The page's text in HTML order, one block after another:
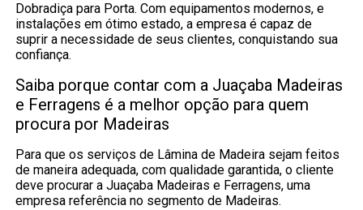
Dobradiça para Porta. Com equipamentos modernos, e
instalações em ótimo estado, a empresa é capaz de
suprir a necessidade de seus clientes, conquistando sua
confiança.
Saiba porque contar com a Juaçaba Madeiras
e Ferragens é a melhor opção para quem
procura por Madeiras
Para que os serviços de Lâmina de Madeira sejam feitos
de maneira adequada, com qualidade garantida, o cliente
deve procurar a Juaçaba Madeiras e Ferragens, uma
empresa referência no segmento de Madeiras.